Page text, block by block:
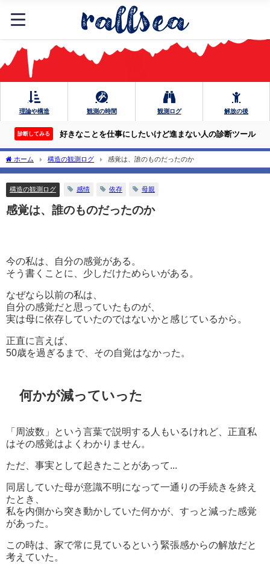
理論や構造 観測の時間 観測ログ 解放の後
診断してみる 好きなことを仕事にしたいけど進まない人の診断ツール
ホーム 構造の観測ログ 感覚は、誰のものだったのか
構造の観測ログ 感情 依存 母親
感覚は、誰のものだったのか
今の私は、自分の感覚がある。
そう書くことに、少しだけためらいがある。
なぜなら以前の私は、
自分の感覚だと思っていたものが、
実は母に依存していたのではないかと感じているから。
正直に言えば、
50歳を過ぎるまで、その自覚はなかった。
何かが減っていった
「周波数」という言葉で説明する人もいるけれど、正直私
はその感覚はよくわかりません。
ただ、事実として起きたことがあって...
同居していた母が意識不明になって一通りの手続きを終え
たとき、
私を内側から突き動かしていた何かが、すっと減った感覚
があった。
この時は、家で常に見ているという緊張感からの解放だと
考えていた。